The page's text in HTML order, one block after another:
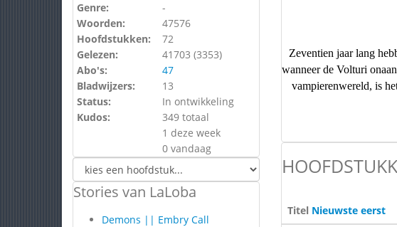
Genre:
-
Woorden:
47576
Hoofdstukken:
72
Gelezen:
41703 (3353)
Abo's:
47
Bladwijzers:
13
Status:
In ontwikkeling
Kudos:
349 totaal
1 deze week
0 vandaag
Stories van LaLoba
Demons || Embry Call
Zeventien jaar lang
wanneer de Volturi
vampierenwereld, is
Titel Nieuwste eerst